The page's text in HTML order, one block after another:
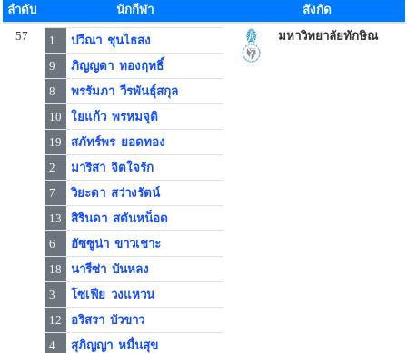
ลำดับ นักกีฬา
สังกัด
57
1
ปวีณา ชุนไธสง
9
ภิญญดา ทองฤทธิ์
8
พรรัมภา วีรพันธุ์สกุล
10
ใยแก้ว พรหมจุติ
19
สภัทร์พร ยอดทอง
2
มาริสา จิตใจรัก
7
วิยะดา สว่างรัตน์
13
สิรินดา สตันหน็อด
6
ฮัซซูน่า ขาวเชาะ
18
นารีซ่า บันหลง
3
โซเฟีย วงแหวน
12
อริสรา บัวขาว
4
สุภิญญา หมื่นสุข
มหาวิทยาลัยทักษิณ